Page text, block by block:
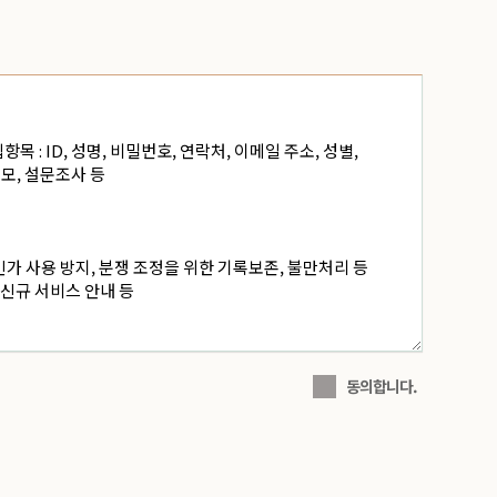
동의합니다.